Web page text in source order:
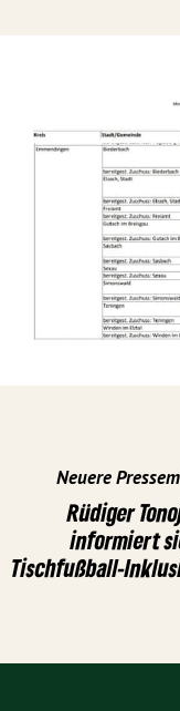
Neuere
Rüdiger
informiert
Tischfußball-